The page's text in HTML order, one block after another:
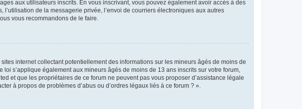
aux utilisateurs inscrits. En vous inscrivant, vous pouvez également avoir accès à des
de la messagerie privée, l’envoi de courriers électroniques aux autres
vous recommandons de le faire.
internet collectant potentiellement des informations sur les mineurs âgés de moins de
s’applique également aux mineurs âgés de moins de 13 ans inscrits sur votre forum,
et que les propriétaires de ce forum ne peuvent pas vous proposer d’assistance légale
à propos de problèmes d’abus ou d’ordres légaux liés à ce forum ? ».